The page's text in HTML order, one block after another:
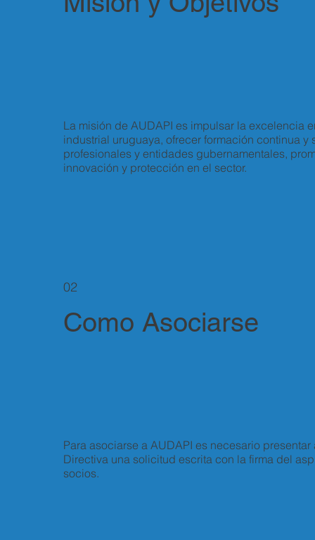
La misión de AUDAPI es impulsar la excelencia
industrial uruguaya, ofrecer formación continua y
profesionales y entidades gubernamentales,
innovación y protección en el sector.
Para asociarse a AUDAPI es necesario
Directiva una solicitud escrita con la firma del
socios.
Como Asociarse
02